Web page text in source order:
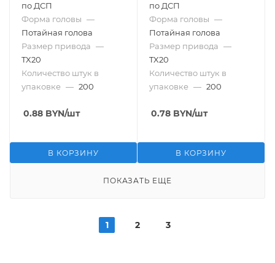
по ДСП
Форма головы —
Потайная голова
Размер привода —
TX20
Количество штук в
упаковке — 200
0.88 BYN/шт
В КОРЗИНУ
по ДСП
Форма головы —
Потайная голова
Размер привода —
TX20
Количество штук в
упаковке — 200
0.78 BYN/шт
В КОРЗИНУ
ПОКАЗАТЬ ЕЩЕ
1 2 3